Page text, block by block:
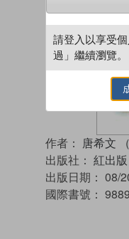
作者： 唐希文 （
出版社： 紅出版
出版日期： 08/
國際書號：
請登入以享受
過」繼續瀏覽。